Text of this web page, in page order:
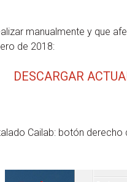
manualmente y que
de 2018:
DESCARGAR
Cailab: botón